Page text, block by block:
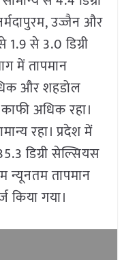
उज्जैन और
से 3.0 डिग्री
में तापमान
और शहडोल
अधिक रहा।
रहा। प्रदेश में
डिग्री सेल्सियस
न्यूनतम तापमान
किया गया।